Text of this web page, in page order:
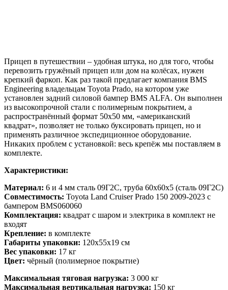
Прицеп в путешествии – удобная штука, но для того, чтобы
перевозить гружёный прицеп или дом на колёсах, нужен
крепкий фаркоп. Как раз такой предлагает компания BMS
Engineering владельцам Toyota Prado, на котором уже
установлен задний силовой бампер BMS ALFA. Он выполнен
из высокопрочной стали с полимерным покрытием, а
распространённый формат 50х50 мм, «американский
квадрат», позволяет не только буксировать прицеп, но и
применять различное экспедиционное оборудование.
Никаких проблем с установкой: весь крепёж мы поставляем в
комплекте.
Характеристики:
Материал: 6 и 4 мм сталь 09Г2С, труба 60х60х5 (сталь 09Г2С)
Совместимость: Toyota Land Cruiser Prado 150 2009-2023 с
бампером BMS060060
Комплектация: квадрат с шаром и электрика в комплект не
входят
Крепление: в комплекте
Габариты упаковки: 120х55х19 см
Вес упаковки: 17 кг
Цвет: чёрный (полимерное покрытие)
Максимальная тяговая нагрузка: 3 000 кг
Максимальная вертикальная нагрузка: 150 кг